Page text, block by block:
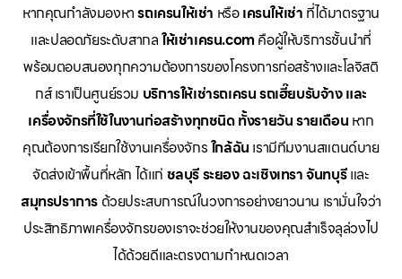
หากคุณกำลังมองหารถเครนให้เช่า หรือเครนให้เช่า ที่ได้มาตรฐาน
และปลอดภัยระดับสากลให้เช่าเครน.com คือผู้ให้บริการชั้นนำที่
พร้อมตอบสนองทุกความต้องการของโครงการก่อสร้างและโลจิสติ
กส์ เราเป็นศูนย์รวม บริการให้เช่ารถเครน รถเฮี๊ยบรับจ้าง และ
เครื่องจักรที่ใช้ในงานก่อสร้างทุกชนิด ทั้งรายวัน รายเดือน หาก
คุณต้องการเรียกใช้งานเครื่องจักรใกล้ฉัน เรามีทีมงานสแตนด์บาย
จัดส่งเข้าพื้นที่หลัก ได้แก่ ชลบุรี ระยอง ฉะเชิงเทรา จันทบุรีและ
สมุทรปราการด้วยประสบการณ์ในวงการอย่างยาวนาน เรามั่นใจว่า
ประสิทธิภาพเครื่องจักรของเราจะช่วยให้งานของคุณสำเร็จลุล่วงไป
ได้ด้วยดีและตรงตามกำหนดเวลา